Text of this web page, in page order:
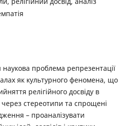
наукова проблема репрезентації
як культурного феномена, що
релігійного досвіду в
через стереотипи та спрощені
– проаналізувати